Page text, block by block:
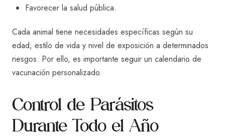
Favorecer la salud pública.
Cada animal tiene necesidades específicas según su
edad, estilo de vida y nivel de exposición a determinados
riesgos. Por ello, es importante seguir un calendario de
vacunación personalizado.
Control de Parásitos
Durante Todo el Año